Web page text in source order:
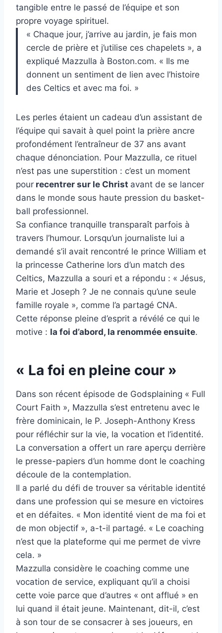
tangible entre le passé de l’équipe et son
propre voyage spirituel.
« Chaque jour, j’arrive au jardin, je fais mon
cercle de prière et j’utilise ces chapelets », a
expliqué Mazzulla à Boston.com. « Ils me
donnent un sentiment de lien avec l’histoire
des Celtics et avec ma foi. »
Les perles étaient un cadeau d’un assistant de
l’équipe qui savait à quel point la prière ancre
profondément l’entraîneur de 37 ans avant
chaque dénonciation. Pour Mazzulla, ce rituel
n’est pas une superstition : c’est un moment
pour recentrer sur le Christ avant de se lancer
dans le monde sous haute pression du basket-
ball professionnel.
Sa confiance tranquille transparaît parfois à
travers l’humour. Lorsqu’un journaliste lui a
demandé s’il avait rencontré le prince William et
la princesse Catherine lors d’un match des
Celtics, Mazzulla a souri et a répondu : « Jésus,
Marie et Joseph ? Je ne connais qu’une seule
famille royale », comme l’a partagé CNA.
Cette réponse pleine d’esprit a révélé ce qui le
motive : la foi d’abord, la renommée ensuite.
« La foi en pleine cour »
Dans son récent épisode de Godsplaining « Full
Court Faith », Mazzulla s’est entretenu avec le
frère dominicain, le P. Joseph-Anthony Kress
pour réfléchir sur la vie, la vocation et l’identité.
La conversation a offert un rare aperçu derrière
le presse-papiers d’un homme dont le coaching
découle de la contemplation.
Il a parlé du défi de trouver sa véritable identité
dans une profession qui se mesure en victoires
et en défaites. « Mon identité vient de ma foi et
de mon objectif », a-t-il partagé. « Le coaching
n’est que la plateforme qui me permet de vivre
cela. »
Mazzulla considère le coaching comme une
vocation de service, expliquant qu’il a choisi
cette voie parce que d’autres « ont afflué » en
lui quand il était jeune. Maintenant, dit-il, c’est
à son tour de se consacrer à ses joueurs, en